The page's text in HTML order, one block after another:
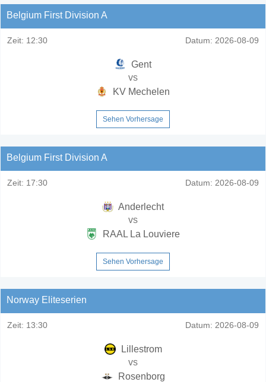
Belgium First Division A
Zeit: 12:30 Datum: 2026-08-09
Gent
vs
KV Mechelen
Sehen Vorhersage
Belgium First Division A
Zeit: 17:30 Datum: 2026-08-09
Anderlecht
vs
RAAL La Louviere
Sehen Vorhersage
Norway Eliteserien
Zeit: 13:30 Datum: 2026-08-09
Lillestrom
vs
Rosenborg